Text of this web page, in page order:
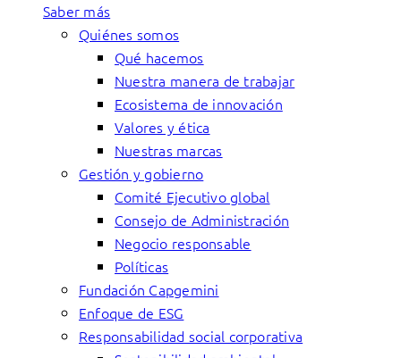
Saber más
Quiénes somos
Qué hacemos
Nuestra manera de trabajar
Ecosistema de innovación
Valores y ética
Nuestras marcas
Gestión y gobierno
Comité Ejecutivo global
Consejo de Administración
Negocio responsable
Políticas
Fundación Capgemini
Enfoque de ESG
Responsabilidad social corporativa